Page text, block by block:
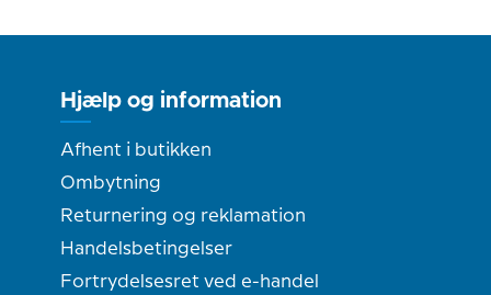
Hjælp og information
Afhent i butikken
Ombytning
Returnering og reklamation
Handelsbetingelser
Fortrydelsesret ved e-handel